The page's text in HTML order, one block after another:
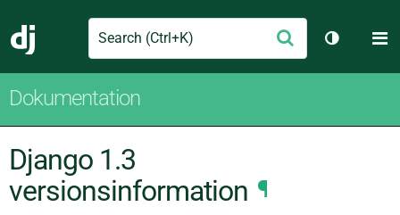
Django
Search Skicka
Växla
Dokumentation
Django 1.3
versionsinformation ¶